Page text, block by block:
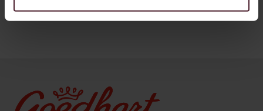
Terug naar overzicht